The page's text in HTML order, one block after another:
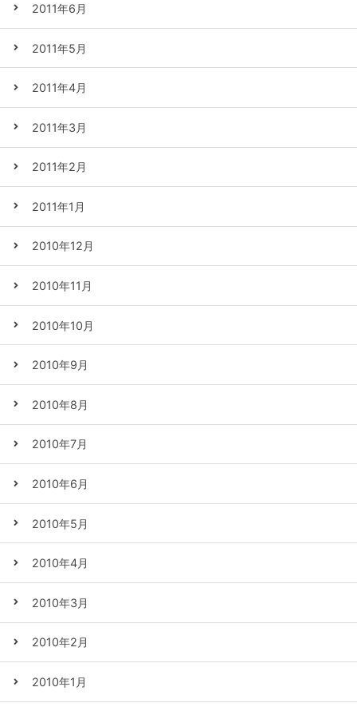
2011年6月
2011年5月
2011年4月
2011年3月
2011年2月
2011年1月
2010年12月
2010年11月
2010年10月
2010年9月
2010年8月
2010年7月
2010年6月
2010年5月
2010年4月
2010年3月
2010年2月
2010年1月